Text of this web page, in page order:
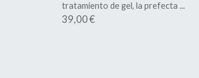
tratamiento de gel, la prefecta ...
39,00 €